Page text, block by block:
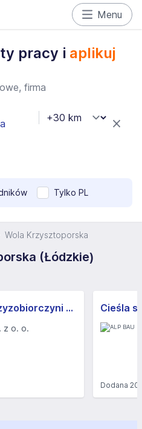
Menu
pracy i aplikuj
Tylko PL
Wola Krzysztoporska
(Łódzkie)
Franczyzobiorca/Franczyzobiorczyni sklepu Żabka
z o. o.
Cieśla
Dodana20